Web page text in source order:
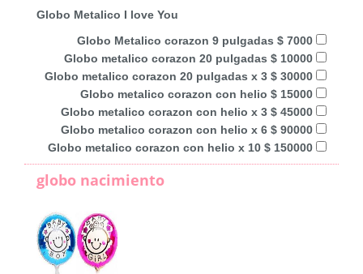
Globo Metalico I love You
Globo Metalico corazon 9 pulgadas $ 7000
Globo metalico corazon 20 pulgadas $ 10000
Globo metalico corazon 20 pulgadas x 3 $ 30000
Globo metalico corazon con helio $ 15000
Globo metalico corazon con helio x 3 $ 45000
Globo metalico corazon con helio x 6 $ 90000
Globo metalico corazon con helio x 10 $ 150000
globo nacimiento